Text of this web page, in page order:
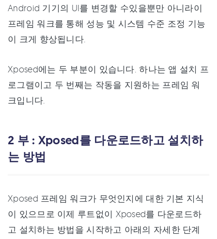
Android 기기의 UI를 변경할 수있을뿐만 아니라이
프레임 워크를 통해 성능 및 시스템 수준 조정 기능
이 크게 향상됩니다.
Xposed에는 두 부분이 있습니다. 하나는 앱 설치 프
로그램이고 두 번째는 작동을 지원하는 프레임 워
크입니다.
2 부 : Xposed를 다운로드하고 설치하
는 방법
Xposed 프레임 워크가 무엇인지에 대한 기본 지식
이 있으므로 이제 루트없이 Xposed를 다운로드하
고 설치하는 방법을 시작하고 아래의 자세한 단계